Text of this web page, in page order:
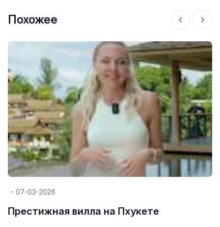
Похожее
07-03-2026
Престижная вилла на Пхукете